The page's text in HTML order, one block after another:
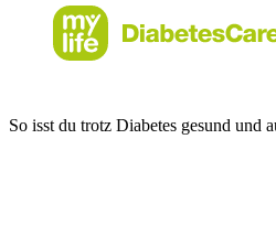
So isst du trotz Diabetes gesund und